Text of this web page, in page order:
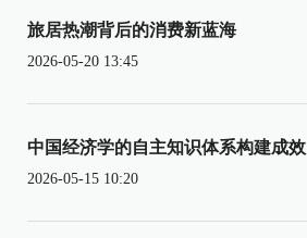
旅居热潮背后的消费新蓝海
2026-05-20 13:45
中国经济学的自主知识体系构建成效
2026-05-15 10:20